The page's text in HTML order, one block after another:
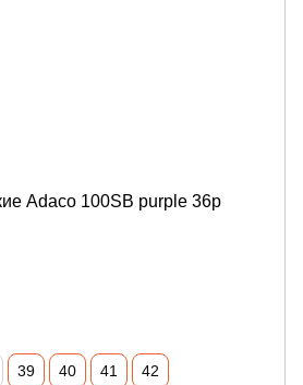
Adaco 100SB purple 36р
39 40 41 42